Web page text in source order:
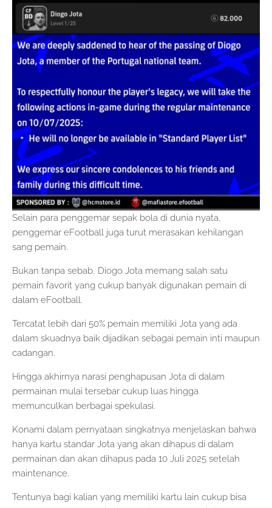
Selain para penggemar sepak bola di dunia nyata,
penggemar eFootball juga turut merasakan kehilangan
sang pemain.
Bukan tanpa sebab, Diogo Jota memang salah satu
pemain favorit yang cukup banyak digunakan pemain di
dalam eFootball.
Tercatat lebih dari 50% pemain memiliki Jota yang ada
dalam skuadnya baik dijadikan sebagai pemain inti maupun
cadangan.
Hingga akhirnya narasi penghapusan Jota di dalam
permainan mulai tersebar cukup luas hingga
memunculkan berbagai spekulasi.
Konami dalam pernyataan singkatnya menjelaskan bahwa
hanya kartu standar Jota yang akan dihapus di dalam
permainan dan akan dihapus pada 10 Juli 2025 setelah
maintenance.
Tentunya bagi kalian yang memiliki kartu lain cukup bisa